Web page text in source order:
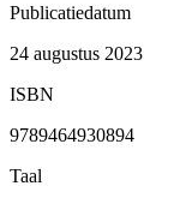
Publicatiedatum
24 augustus 2023
ISBN
9789464930894
Taal